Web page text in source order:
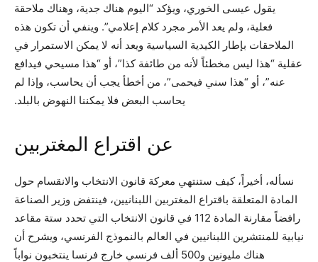
يقول عيسى الخوري، ويؤكد “اليوم هناك جدية، وهناك ملاحقة
فعلية، ولم يعد الأمر مجرد كلام إعلامي”. وينفي أن تكون هذه
الملاحقات بإطار الكيدية السياسية ويعد أنه لا يمكن الاستمرار في
عقلية “هذا ليس مخطئاً لأنه من طائفة كذا”، أو “هذا مسيحي فيدافع
عنه”، أو “هذا سني فيحمى”، من أخطأ يجب أن يحاسب، وإذا لم
يحاسب البعض فلا يمكننا النهوض بالبلد.
عن اقتراع المغتربين
نسأله، أخيراً، كيف ستنتهي معركة قانون الانتخاب والانقسام حول
المادة المتعلقة باقتراع المغتربين اللبنانيين، فينتفض وزير الصناعة
رافضاً مقارنة المادة 112 في قانون الانتخاب التي تحدد ستة مقاعد
نيابية للمنتشرين اللبنانيين في العالم بالنموذج الفرنسي، ويشرح أن
هناك مليونين و500 ألف فرنسي خارج فرنسا ينتخبون نواباً